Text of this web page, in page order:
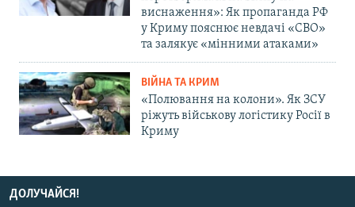
виснаження»: Як пропаганда РФ
у Криму пояснює невдачі «СВО»
та залякує «мінними атаками»
ВІЙНА ТА КРИМ
«Полювання на колони». Як ЗСУ
ріжуть військову логістику Росії в
Криму
ДОЛУЧАЙСЯ!